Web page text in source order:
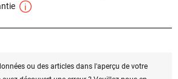
ou des articles dans l'aperçu de votre